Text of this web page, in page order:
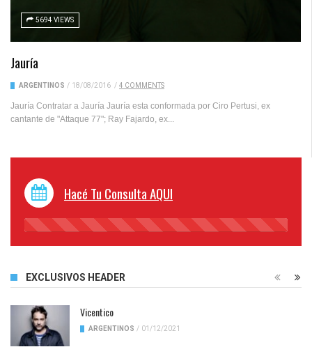
5694 VIEWS
Jauría
ARGENTINOS / 18/08/2016 / 4 COMMENTS
Jauría Contratar a Jauría Jauría esta conformada por Ciro Pertusi, ex
cantante de "Attaque 77"; Ray Fajardo, ex...
Hacé Tu Consulta AQUI
45%
EXCLUSIVOS HEADER
Vicentico
ARGENTINOS / 01/12/2021